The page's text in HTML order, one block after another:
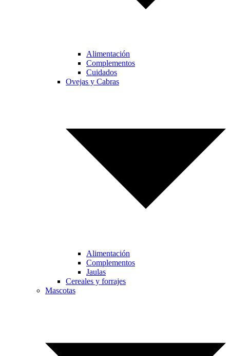
Alimentación
Complementos
Cuidados
Ovejas y Cabras
Alimentación
Complementos
Jaulas
Cereales y forrajes
Mascotas